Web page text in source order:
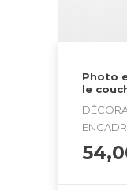
Photo
le